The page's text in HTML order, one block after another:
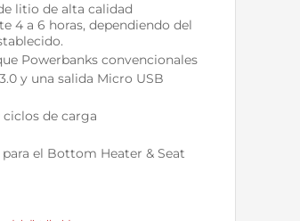
litio de alta calidad
4 a 6 horas, dependiendo del
Powerbanks convencionales
y una salida Micro USB
de carga
el Bottom Heater & Seat